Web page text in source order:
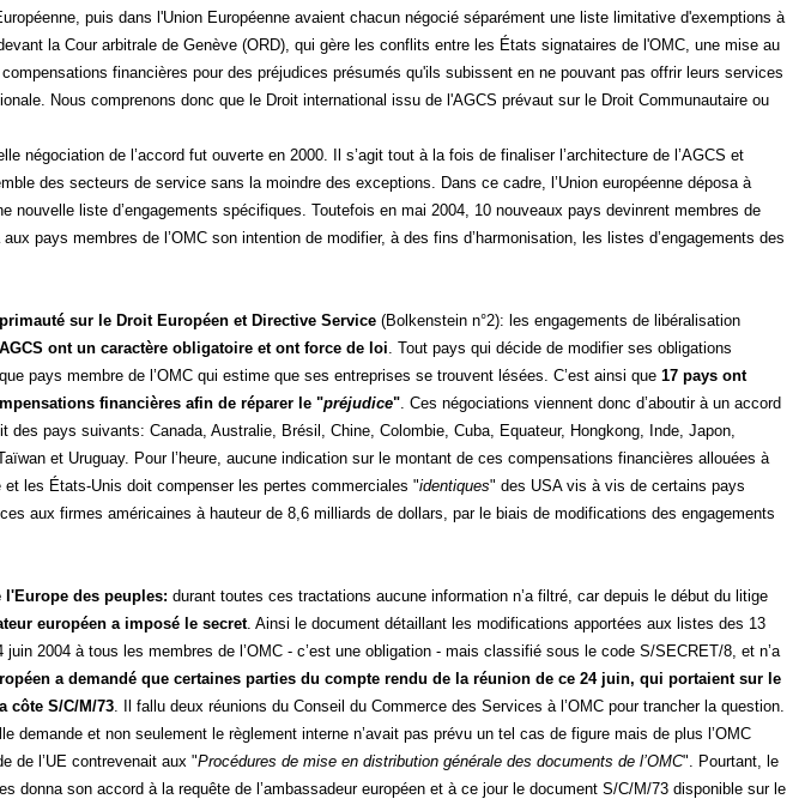
puis dans l'Union Européenne avaient chacun négocié séparément une liste limitative d'exemptions à
la Cour arbitrale de Genève (ORD), qui gère les conflits entre les États signataires de l'OMC, une mise au
financières pour des préjudices présumés qu'ils subissent en ne pouvant pas offrir leurs services
Nous comprenons donc que le Droit international issu de l'AGCS prévaut sur le Droit Communautaire ou
négociation de l’accord fut ouverte en 2000. Il s’agit tout à la fois de finaliser l’architecture de l’AGCS et
des secteurs de service sans la moindre des exceptions. Dans ce cadre, l’Union européenne déposa à
nouvelle liste d’engagements spécifiques. Toutefois en mai 2004, 10 nouveaux pays devinrent membres de
pays membres de l’OMC son intention de modifier, à des fins d’harmonisation, les listes d’engagements des
sur le Droit Européen et Directive Service (Bolkenstein n°2): les engagements de libéralisation
ont un caractère obligatoire et ont force de loi . Tout pays qui décide de modifier ses obligations
pays membre de l’OMC qui estime que ses entreprises se trouvent lésées. C’est ainsi que 17 pays ont
financières afin de réparer le "préjudice" . Ces négociations viennent donc d’aboutir à un accord
des pays suivants: Canada, Australie, Brésil, Chine, Colombie, Cuba, Equateur, Hongkong, Inde, Japon,
et Uruguay. Pour l’heure, aucune indication sur le montant de ces compensations financières allouées à
les États-Unis doit compenser les pertes commerciales "identiques" des USA vis à vis de certains pays
aux firmes américaines à hauteur de 8,6 milliards de dollars, par le biais de modifications des engagements
des peuples: durant toutes ces tractations aucune information n’a filtré, car depuis le début du litige
européen a imposé le secret. Ainsi le document détaillant les modifications apportées aux listes des 13
juin 2004 à tous les membres de l’OMC - c’est une obligation - mais classifié sous le code S/SECRET/8, et n’a
a demandé que certaines parties du compte rendu de la réunion de ce 24 juin, qui portaient sur le
côte S/C/M/73 . Il fallu deux réunions du Conseil du Commerce des Services à l’OMC pour trancher la question.
demande et non seulement le règlement interne n’avait pas prévu un tel cas de figure mais de plus l’OMC
de l’UE contrevenait aux "Procédures de mise en distribution générale des documents de l’OMC". Pourtant, le
donna son accord à la requête de l’ambassadeur européen et à ce jour le document S/C/M/73 disponible sur le